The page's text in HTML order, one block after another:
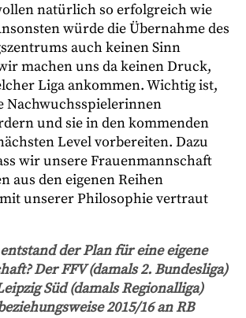
natürlich so erfolgreich wie
würde die Übernahme des
auch keinen Sinn
machen uns da keinen Druck,
Liga ankommen. Wichtig ist,
Nachwuchsspielerinnen
und sie in den kommenden
Level vorbereiten. Dazu
wir unsere Frauenmannschaft
aus den eigenen Reihen
unserer Philosophie vertraut
der Plan für eine eigene
Der FFV (damals 2. Bundesliga)
Süd (damals Regionalliga)
2015/16 an RB